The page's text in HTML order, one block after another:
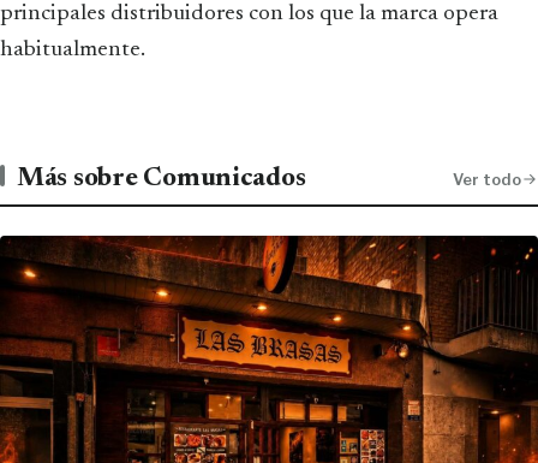
principales distribuidores con los que la marca opera
habitualmente.
Más sobre Comunicados Ver todo